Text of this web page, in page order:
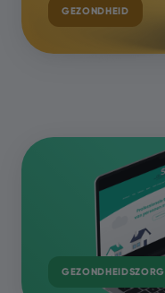
GEZONDHEID
GEZONDHEIDSZORG